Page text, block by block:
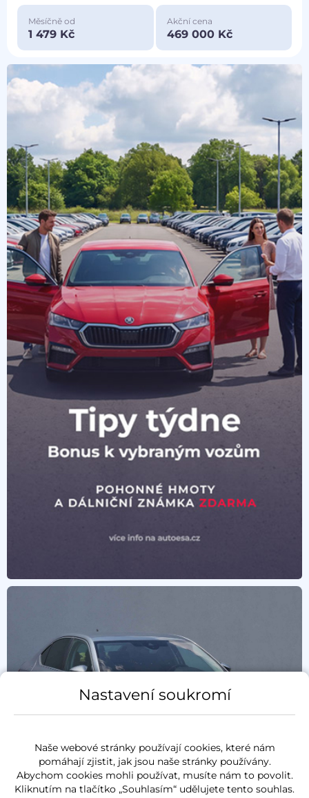
Měsíčně od
1 479 Kč
Akční cena
469 000 Kč
Nastavení soukromí
Naše webové stránky používají cookies, které nám
pomáhají zjistit, jak jsou naše stránky používány.
Abychom cookies mohli používat, musíte nám to povolit.
Kliknutím na tlačítko „Souhlasím“ udělujete tento souhlas.